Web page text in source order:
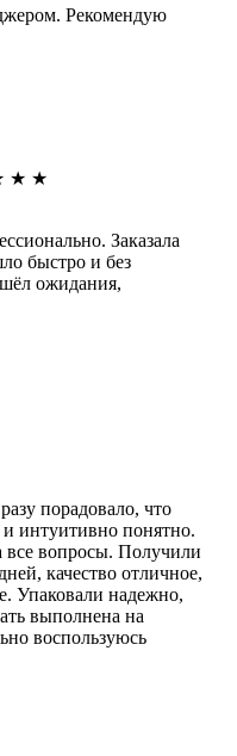
Рекомендую
★ ★
Заказала
быстро и без
ожидания,
порадовало, что
и интуитивно понятно.
все вопросы. Получили
качество отличное,
Упаковали надежно,
выполнена на
воспользуюсь